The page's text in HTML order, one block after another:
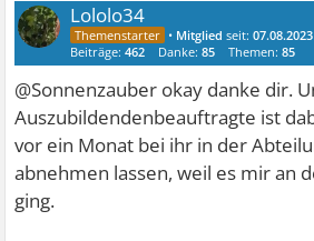
Lololo34
• Mitglied seit:07.08.2023
Beiträge:462 Danke:85 Themen:85
@Sonnenzauber okay danke dir.
Auszubildendenbeauftragte ist
vor ein Monat bei ihr in der
abnehmen lassen, weil es mir an
ging.